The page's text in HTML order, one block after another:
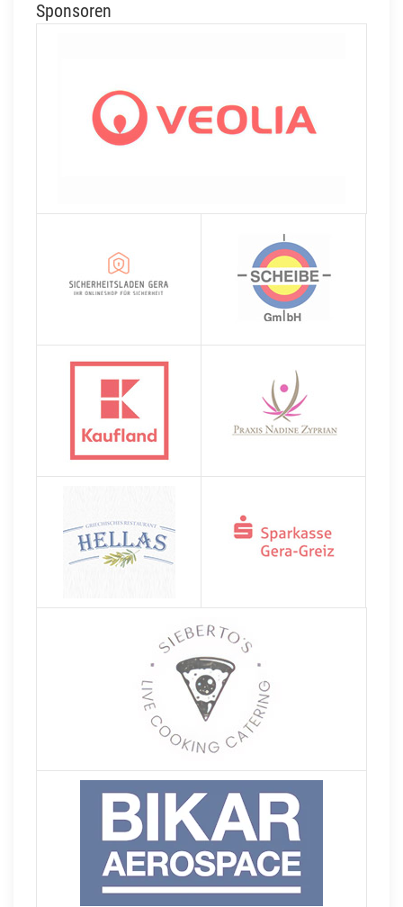
Sponsoren